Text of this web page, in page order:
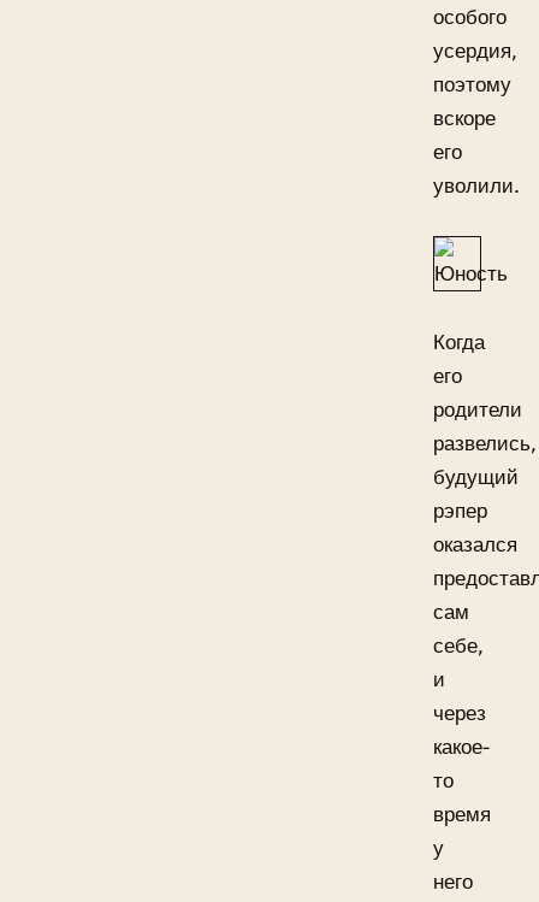
особого
усердия,
поэтому
вскоре
его
уволили.
Когда
его
родители
развелись,
будущий
рэпер
оказался
сам
себе,
и
через
какое-
то
время
у
него